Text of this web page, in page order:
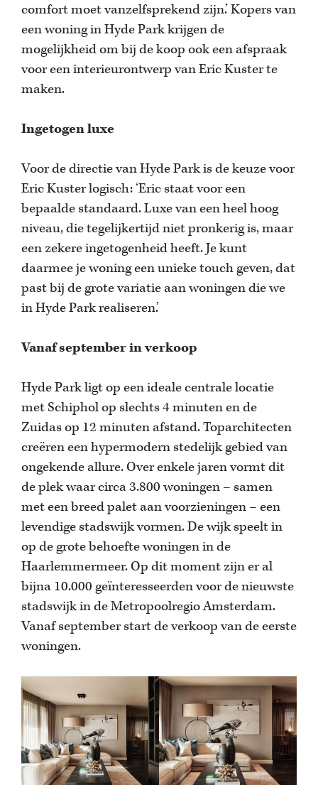
comfort moet vanzelfsprekend zijn.’ Kopers van
een woning in Hyde Park krijgen de
mogelijkheid om bij de koop ook een afspraak
voor een interieurontwerp van Eric Kuster te
maken.
Ingetogen luxe
Voor de directie van Hyde Park is de keuze voor
Eric Kuster logisch: ‘Eric staat voor een
bepaalde standaard. Luxe van een heel hoog
niveau, die tegelijkertijd niet pronkerig is, maar
een zekere ingetogenheid heeft. Je kunt
daarmee je woning een unieke touch geven, dat
past bij de grote variatie aan woningen die we
in Hyde Park realiseren.’
Vanaf september in verkoop
Hyde Park ligt op een ideale centrale locatie
met Schiphol op slechts 4 minuten en de
Zuidas op 12 minuten afstand. Toparchitecten
creëren een hypermodern stedelijk gebied van
ongekende allure. Over enkele jaren vormt dit
de plek waar circa 3.800 woningen – samen
met een breed palet aan voorzieningen – een
levendige stadswijk vormen. De wijk speelt in
op de grote behoefte woningen in de
Haarlemmermeer. Op dit moment zijn er al
bijna 10.000 geïnteresseerden voor de nieuwste
stadswijk in de Metropoolregio Amsterdam.
Vanaf september start de verkoop van de eerste
woningen.